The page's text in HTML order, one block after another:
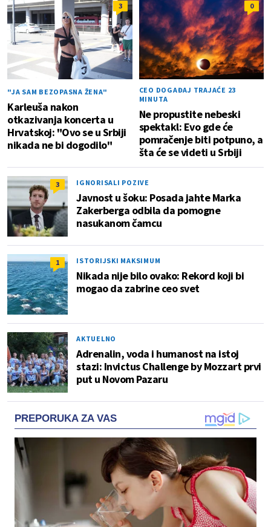
3
"JA SAM BEZOPASNA ŽENA"
Karleuša nakon
otkazivanja koncerta u
Hrvatskoj: "Ovo se u Srbiji
nikada ne bi dogodilo"
0
CEO DOGAĐAJ TRAJAĆE 23
MINUTA
Ne propustite nebeski
spektakl: Evo gde će
pomračenje biti potpuno, a
šta će se videti u Srbiji
3 IGNORISALI POZIVE
Javnost u šoku: Posada jahte Marka
Zakerberga odbila da pomogne
nasukanom čamcu
1 ISTORIJSKI MAKSIMUM
Nikada nije bilo ovako: Rekord koji bi
mogao da zabrine ceo svet
AKTUELNO
Adrenalin, voda i humanost na istoj
stazi: Invictus Challenge by Mozzart prvi
put u Novom Pazaru
PREPORUKA ZA VAS